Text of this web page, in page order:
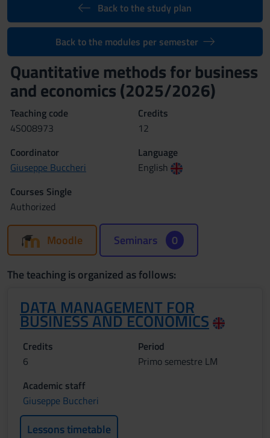
Back to the study plan
Back to the modules per semester
Quantitative methods for business
and economics (2025/2026)
Teaching code
4S008973
Credits
12
Coordinator
Giuseppe Buccheri
Language
English
Courses Single
Authorized
Moodle Seminars 0
The teaching is organized as follows:
DATA MANAGEMENT FOR
BUSINESS AND ECONOMICS
Credits
6
Period
Primo semestre LM
Academic staff
Giuseppe Buccheri
Lessons timetable